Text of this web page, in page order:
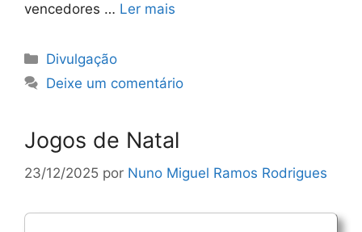
vencedores … Ler mais
Categorias
Divulgação
Deixe um comentário
Jogos de Natal
23/12/2025 por Nuno Miguel Ramos Rodrigues